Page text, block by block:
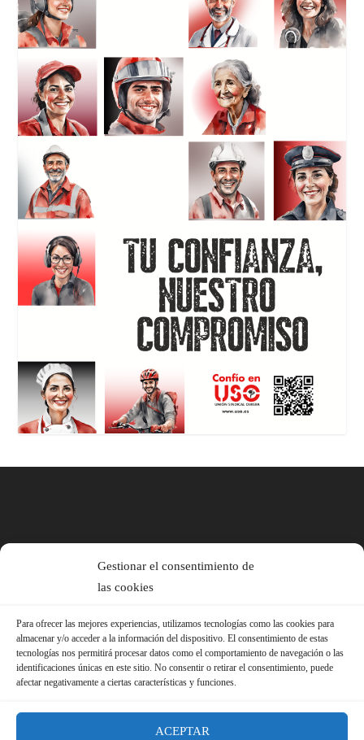
Gestionar el consentimiento de
las cookies
Para ofrecer las mejores experiencias, utilizamos tecnologías como las cookies para
almacenar y/o acceder a la información del dispositivo. El consentimiento de estas
tecnologías nos permitirá procesar datos como el comportamiento de navegación o las
identificaciones únicas en este sitio. No consentir o retirar el consentimiento, puede
afectar negativamente a ciertas características y funciones.
ACEPTAR